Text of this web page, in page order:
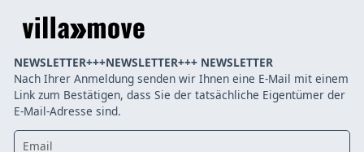
NEWSLETTER+++NEWSLETTER+++ NEWSLETTER
Nach Ihrer Anmeldung senden wir Ihnen eine E-Mail mit einem
Link zum Bestätigen, dass Sie der tatsächliche Eigentümer der
E-Mail-Adresse sind.